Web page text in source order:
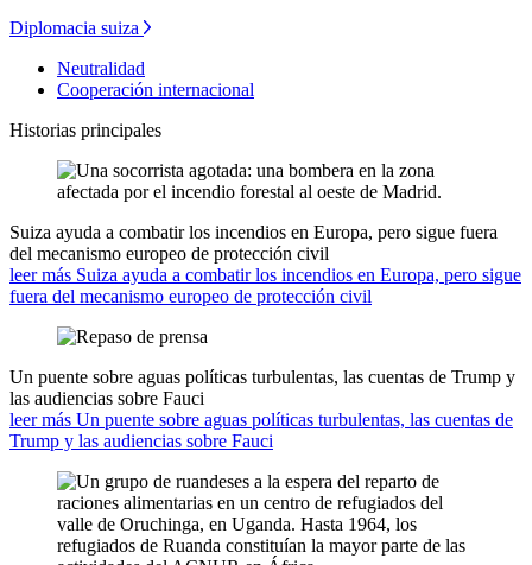
Diplomacia suiza
Neutralidad
Cooperación internacional
Historias principales
Suiza ayuda a combatir los incendios en Europa, pero sigue fuera
del mecanismo europeo de protección civil
leer más Suiza ayuda a combatir los incendios en Europa, pero sigue
fuera del mecanismo europeo de protección civil
Un puente sobre aguas políticas turbulentas, las cuentas de Trump y
las audiencias sobre Fauci
leer más Un puente sobre aguas políticas turbulentas, las cuentas de
Trump y las audiencias sobre Fauci